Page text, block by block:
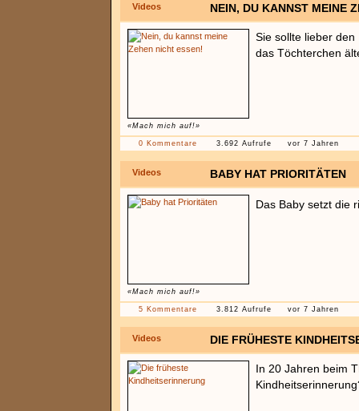
Videos NEIN, DU KANNST MEINE
«Mach mich auf!»
Sie sollte lieber
das Töchterchen
0 Kommentare 3.692 Aufrufe vor 7 Jahren
Videos BABY HAT PRIORITÄTEN
«Mach mich auf!»
Das Baby setzt die
5 Kommentare 3.812 Aufrufe vor 7 Jahren
Videos DIE FRÜHESTE
In 20 Jahren beim